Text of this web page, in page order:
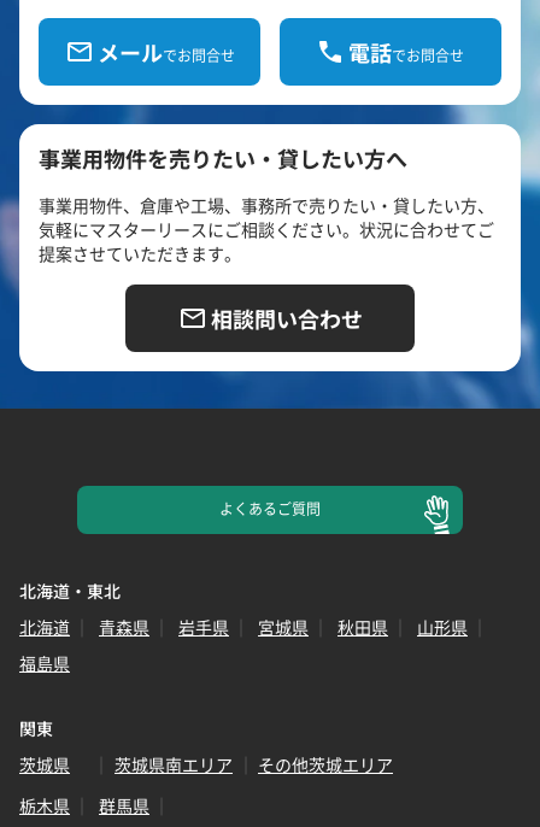
メールでお問合せ 電話でお問合せ
事業用物件を売りたい・貸したい方へ
事業用物件、倉庫や工場、事務所で売りたい・貸したい方、
気軽にマスターリースにご相談ください。状況に合わせてご
提案させていただきます。
相談問い合わせ
よくあるご質問
北海道・東北
北海道
青森県 岩手県 宮城県 秋田県
山形県
福島県
関東
茨城県
茨城県南エリア
その他茨城エリア
栃木県
群馬県